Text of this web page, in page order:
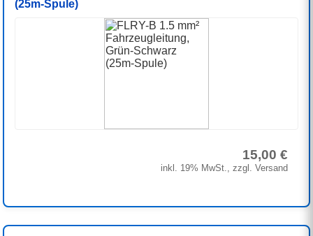
(25m-Spule)
15,00 €
inkl. 19% MwSt., zzgl. Versand